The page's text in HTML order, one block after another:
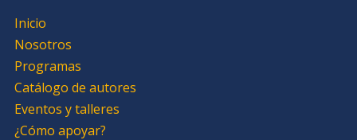
Inicio
Nosotros
Programas
Catálogo de autores
Eventos y talleres
¿Cómo apoyar?